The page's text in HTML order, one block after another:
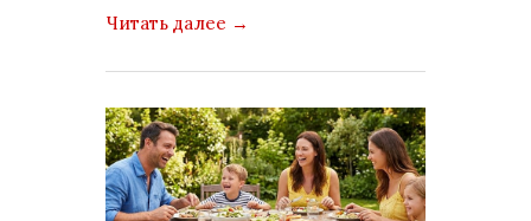
Читать далее →